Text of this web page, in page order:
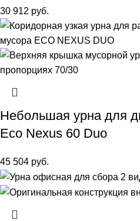
30 912 руб.
Небольшая урна для
Eco Nexus 60 Duo
45 504 руб.